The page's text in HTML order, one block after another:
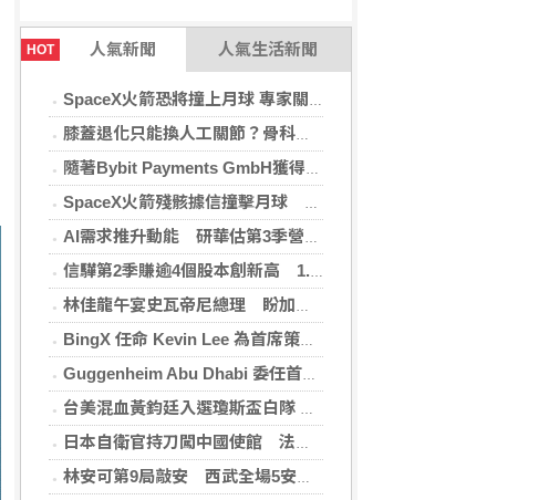
HOT 人氣新聞 人氣生活新聞
SpaceX火箭恐將撞上月球 專家關注衝擊後果
膝蓋退化只能換人工關節？骨科醫師解析「退化性關節炎」治療評估
隨著Bybit Payments GmbH獲得電子貨幣機構牌照，Bybit.eu進一步拓展其在歐洲的業務布局
SpaceX火箭殘骸據信撞擊月球 無即時畫面暫難確認
AI需求推升動能 研華估第3季營收雙增、毛利率持穩
信驊第2季賺逾4個股本創新高 1.87億元參與M31私募
林佳龍午宴史瓦帝尼總理 盼加強各領域雙邊合作
BingX 任命 Kevin Lee 為首席策略長，加速推進多資產、以用戶為核心的發展願景
Guggenheim Abu Dhabi 委任首任館長
台美混血黃鈞廷入選瓊斯盃白隊 榮幸披台灣戰袍
日本自衛官持刀闖中國使館 法庭上稱促中國改變外交
林安可第9局敲安 西武全場5安遭羅德完封